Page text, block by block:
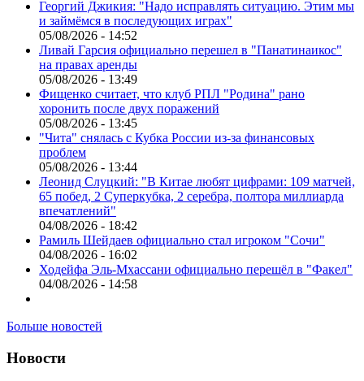
Георгий Джикия: "Надо исправлять ситуацию. Этим мы
и займёмся в последующих играх"
05/08/2026 - 14:52
Ливай Гарсия официально перешел в "Панатинаикос"
на правах аренды
05/08/2026 - 13:49
Фищенко считает, что клуб РПЛ "Родина" рано
хоронить после двух поражений
05/08/2026 - 13:45
"Чита" снялась с Кубка России из-за финансовых
проблем
05/08/2026 - 13:44
Леонид Слуцкий: "В Китае любят цифрами: 109 матчей,
65 побед, 2 Суперкубка, 2 серебра, полтора миллиарда
впечатлений"
04/08/2026 - 18:42
Рамиль Шейдаев официально стал игроком "Сочи"
04/08/2026 - 16:02
Ходейфа Эль-Мхассани официально перешёл в "Факел"
04/08/2026 - 14:58
Больше новостей
Новости